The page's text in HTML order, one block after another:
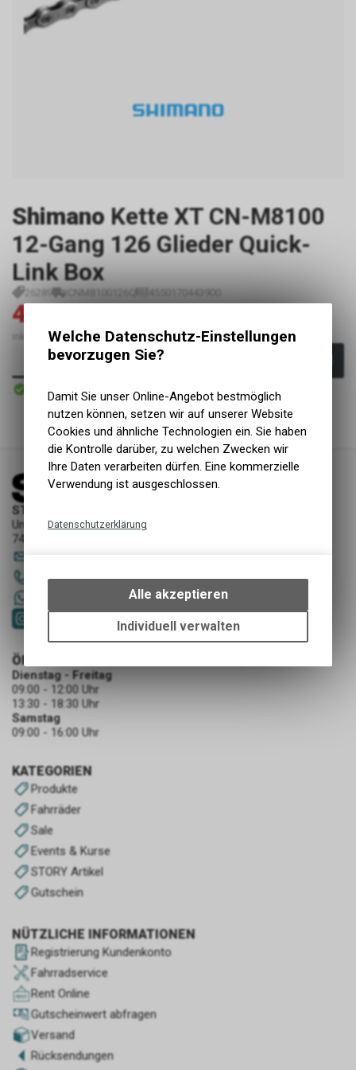
Shimano Kette XT CN-M8100
12-Gang 126 Glieder Quick-
Link Box
26289 ICNM8100126Q 4550170443900
45.90
inkl. MwSt., zzgl.Versandkosten
In den Warenkorb
Versand
STORY Sportwerkstatt - Thusis
Unterer Rosenbühl 7
7430 Thusis
081 651 52 53
KATEGORIEN
Produkte
Fahrräder
Sale
Events & Kurse
STORY Artikel
Gutschein
NÜTZLICHE INFORMATIONEN
Registrierung Kundenkonto
Fahrradservice
Rent Online
Gutscheinwert abfragen
Versand
Rücksendungen
ÖFFNUNGSZEITEN
Dienstag - Freitag
09:00 - 12:00 Uhr
13:30 - 18:30 Uhr
Samstag
09:00 - 16:00 Uhr
Welche Datenschutz-Einstellungen
bevorzugen Sie?
Damit Sie unser Online-Angebot bestmöglich
nutzen können, setzen wir auf unserer Website
Cookies und ähnliche Technologien ein. Sie haben
die Kontrolle darüber, zu welchen Zwecken wir
Ihre Daten verarbeiten dürfen. Eine kommerzielle
Verwendung ist ausgeschlossen.
Datenschutzerklärung
bestimmte Interaktionen und
Einstellungen auf Ihrem Gerät,
um die grundlegenden
Funktionen unseres Online-
Alle akzeptieren
Individuell verwalten